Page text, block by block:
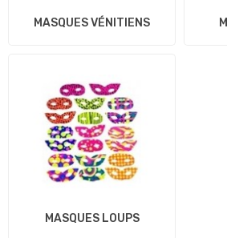
MASQUES VÉNITIENS
MASQUES LOUPS